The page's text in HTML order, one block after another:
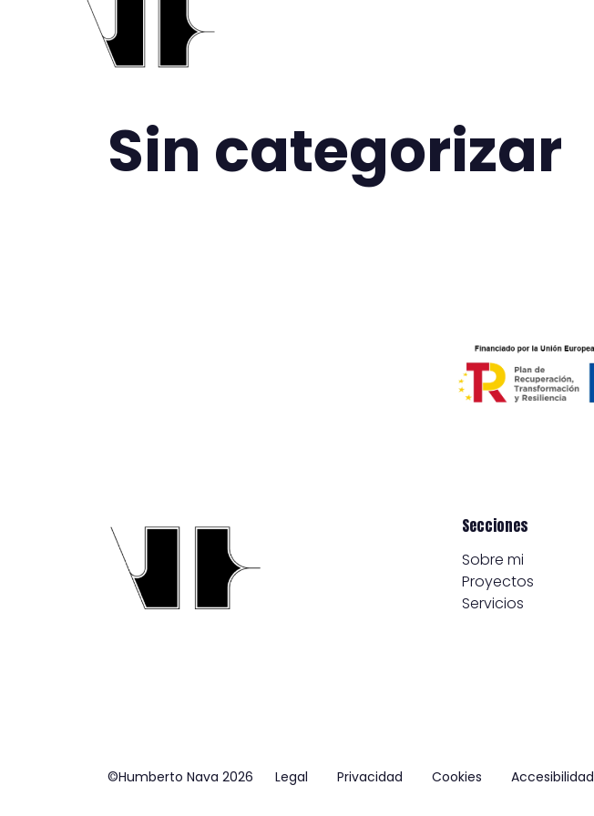
Sin categorizar
Secciones
Sobre mi
Proyectos
Servicios
©Humberto Nava 2026 Legal Privacidad Cookies Accesibilidad